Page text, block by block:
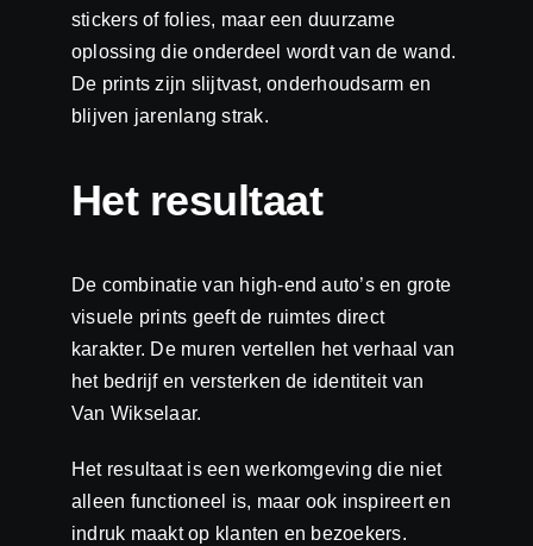
stickers of folies, maar een duurzame
oplossing die onderdeel wordt van de wand.
De prints zijn slijtvast, onderhoudsarm en
blijven jarenlang strak.
Het resultaat
De combinatie van high-end auto’s en grote
visuele prints geeft de ruimtes direct
karakter. De muren vertellen het verhaal van
het bedrijf en versterken de identiteit van
Van Wikselaar.
Het resultaat is een werkomgeving die niet
alleen functioneel is, maar ook inspireert en
indruk maakt op klanten en bezoekers.